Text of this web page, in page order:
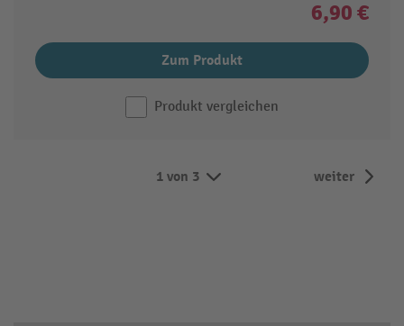
6,90 €
Zum Produkt
Produkt vergleichen
1 von 3 weiter